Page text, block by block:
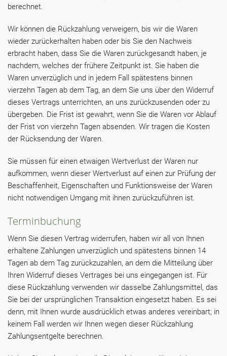
berechnet.
Wir können die Rückzahlung verweigern, bis wir die Waren
wieder zurückerhalten haben oder bis Sie den Nachweis
erbracht haben, dass Sie die Waren zurückgesandt haben, je
nachdem, welches der frühere Zeitpunkt ist. Sie haben die
Waren unverzüglich und in jedem Fall spätestens binnen
vierzehn Tagen ab dem Tag, an dem Sie uns über den Widerruf
dieses Vertrags unterrichten, an uns zurückzusenden oder zu
übergeben. Die Frist ist gewahrt, wenn Sie die Waren vor Ablauf
der Frist von vierzehn Tagen absenden. Wir tragen die Kosten
der Rücksendung der Waren.
Sie müssen für einen etwaigen Wertverlust der Waren nur
aufkommen, wenn dieser Wertverlust auf einen zur Prüfung der
Beschaffenheit, Eigenschaften und Funktionsweise der Waren
nicht notwendigen Umgang mit ihnen zurückzuführen ist.
Terminbuchung
Wenn Sie diesen Vertrag widerrufen, haben wir all von Ihnen
erhaltene Zahlungen unverzüglich und spätestens binnen 14
Tagen ab dem Tag zurückzuzahlen, an dem die Mitteilung über
Ihren Widerruf dieses Vertrages bei uns eingegangen ist. Für
diese Rückzahlung verwenden wir dasselbe Zahlungsmittel, das
Sie bei der ursprünglichen Transaktion eingesetzt haben. Es sei
denn, mit Ihnen wurde ausdrücklich etwas anderes vereinbart; in
keinem Fall werden wir Ihnen wegen dieser Rückzahlung
Zahlungsentgelte berechnen.